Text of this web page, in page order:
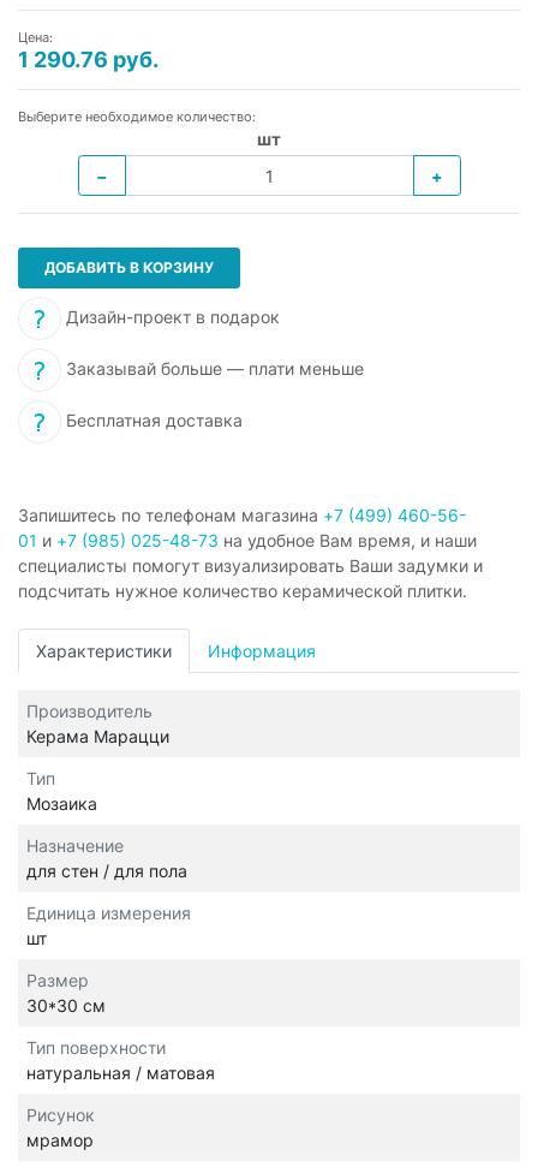
Цена:
1 290.76 руб.
Выберите необходимое количество:
шт
−
+
ДОБАВИТЬ В КОРЗИНУ
Дизайн-проект в подарок
Заказывай больше — плати меньше
Бесплатная доставка
Запишитесь по телефонам магазина +7 (499) 460-56-
01 и +7 (985) 025-48-73 на удобное Вам время, и наши
специалисты помогут визуализировать Ваши задумки и
подсчитать нужное количество керамической плитки.
Характеристики Информация
Производитель
Керама Марацци
Тип
Мозаика
Назначение
для стен / для пола
Единица измерения
шт
Размер
30*30 см
Тип поверхности
натуральная / матовая
Рисунок
мрамор